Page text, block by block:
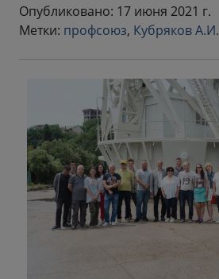
Опубликовано: 17 июня 2021 г.
Метки: профсоюз, Кубряков А.И.